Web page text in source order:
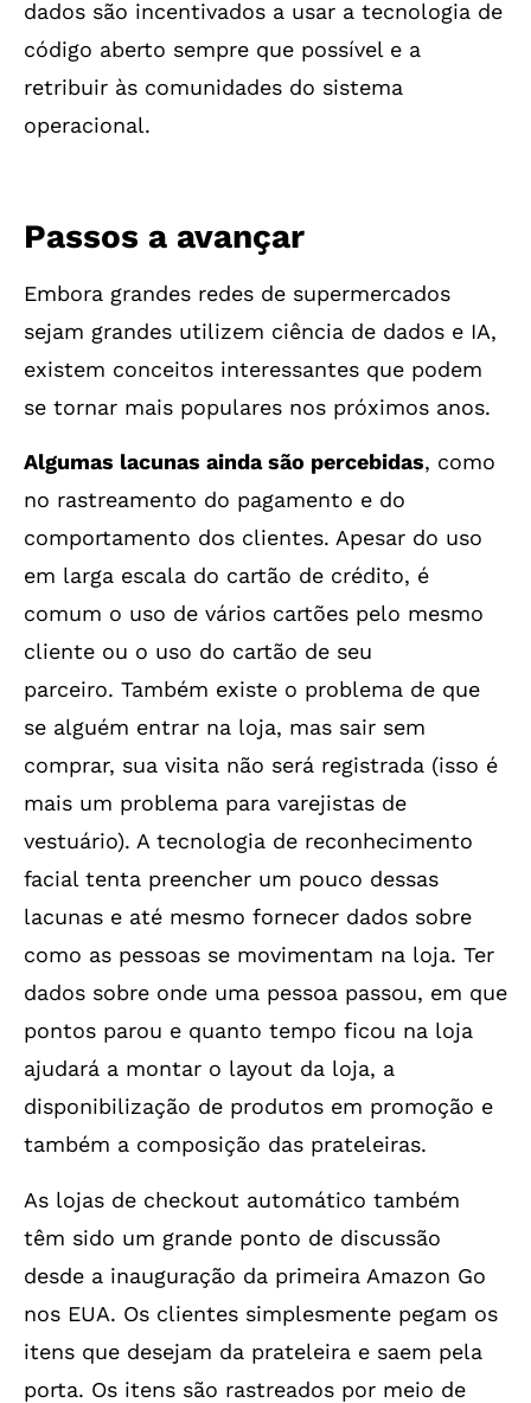
dados são incentivados a usar a tecnologia de
código aberto sempre que possível e a
retribuir às comunidades do sistema
operacional.
Passos a avançar
Embora grandes redes de supermercados
sejam grandes utilizem ciência de dados e IA,
existem conceitos interessantes que podem
se tornar mais populares nos próximos anos.
Algumas lacunas ainda são percebidas, como
no rastreamento do pagamento e do
comportamento dos clientes. Apesar do uso
em larga escala do cartão de crédito, é
comum o uso de vários cartões pelo mesmo
cliente ou o uso do cartão de seu
parceiro. Também existe o problema de que
se alguém entrar na loja, mas sair sem
comprar, sua visita não será registrada (isso é
mais um problema para varejistas de
vestuário). A tecnologia de reconhecimento
facial tenta preencher um pouco dessas
lacunas e até mesmo fornecer dados sobre
como as pessoas se movimentam na loja. Ter
dados sobre onde uma pessoa passou, em que
pontos parou e quanto tempo ficou na loja
ajudará a montar o layout da loja, a
disponibilização de produtos em promoção e
também a composição das prateleiras.
As lojas de checkout automático também
têm sido um grande ponto de discussão
desde a inauguração da primeira Amazon Go
nos EUA. Os clientes simplesmente pegam os
itens que desejam da prateleira e saem pela
porta. Os itens são rastreados por meio de